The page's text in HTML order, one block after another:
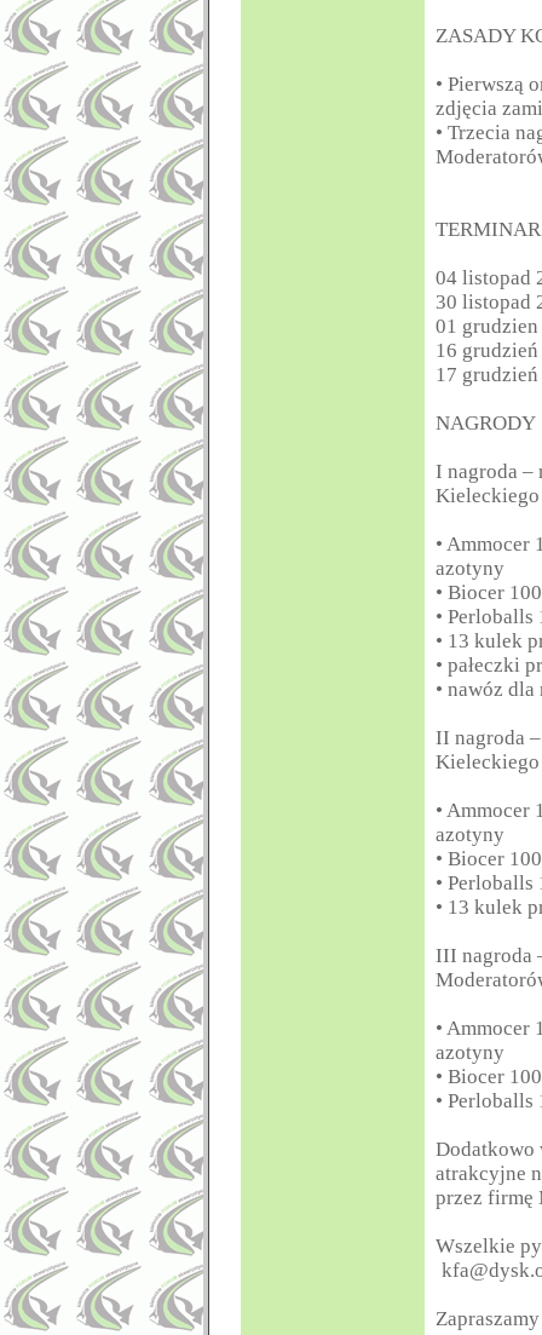
ZASADY
• Pierwszą
zdjęcia
• Trzecia
04 listopad
30 listopad
01
16
17
NAGRODY
I nagroda –
• Ammocer
azotyny
• Biocer
•
• 13 kulek
• pałeczki
• nawóz
II nagroda
• Ammocer
azotyny
• Biocer
•
• 13 kulek
III nagroda
• Ammocer
azotyny
• Biocer
•
Dodatkowo
atrakcyjne
przez firmę
Wszelkie